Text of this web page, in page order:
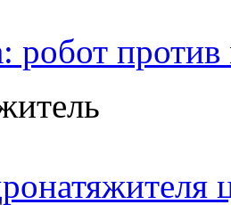
робот